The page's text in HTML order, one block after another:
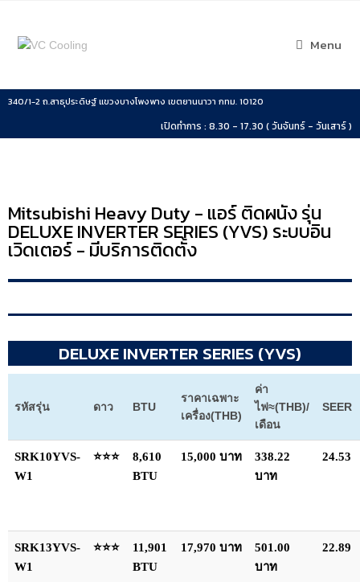
Menu
340/1-2 ถ.สาธุประดิษฐ์ แขวงบางโพงพาง เขตยานนาวา กทม. 10120
เปิดทำการ : 8.30 - 17.30 ( วันจันทร์ - วันเสาร์ )
Mitsubishi Heavy Duty - แอร์ ติดผนัง รุ่น
DELUXE INVERTER SERIES (YVS) ระบบอิน
เวิดเตอร์ - มีบริการติดตั้ง
DELUXE INVERTER SERIES (YVS)
รหัสรุ่น ดาว BTU
ราคาเฉพาะ
เครื่อง(THB)
ค่า
ไฟ≈(THB)/
เดือน
SEER
SRK10YVS-
W1
⭐⭐⭐
8,610
BTU
15,000 บาท
338.22
บาท
24.53
SRK13YVS-
W1
⭐⭐⭐
11,901
BTU
17,970 บาท
501.00
บาท
22.89